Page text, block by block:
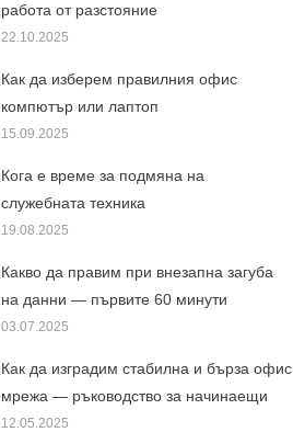
работа от разстояние
22.10.2025
Как да изберем правилния офис
компютър или лаптоп
15.09.2025
Кога е време за подмяна на
служебната техника
19.08.2025
Какво да правим при внезапна загуба
на данни — първите 60 минути
03.07.2025
Как да изградим стабилна и бърза офис
мрежа — ръководство за начинаещи
12.05.2025